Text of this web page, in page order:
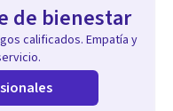
de bienestar
calificados. Empatía y